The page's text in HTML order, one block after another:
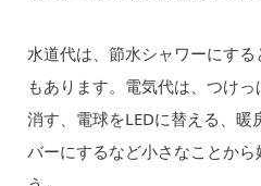
水道代は、節水シャワーにす
もあります。電気代は、つけ
消す、電球をLEDに替える、暖
バーにするなど小さなことから